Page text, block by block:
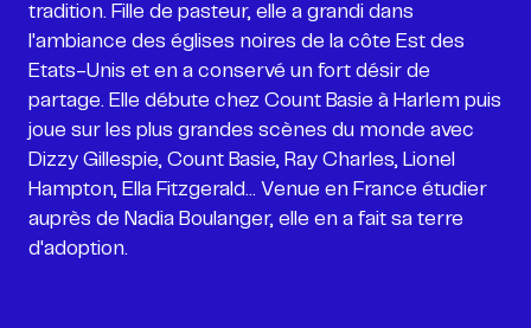
tradition. Fille de pasteur, elle a grandi dans
l'ambiance des églises noires de la côte Est des
Etats-Unis et en a conservé un fort désir de
partage. Elle débute chez Count Basie à Harlem puis
joue sur les plus grandes scènes du monde avec
Dizzy Gillespie, Count Basie, Ray Charles, Lionel
Hampton, Ella Fitzgerald... Venue en France étudier
auprès de Nadia Boulanger, elle en a fait sa terre
d'adoption.